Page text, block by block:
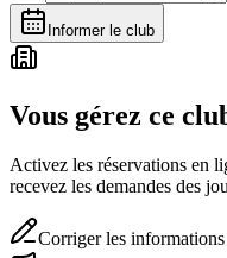
Informer le club
Vous gérez ce
Activez les réservations en
recevez les demandes des
Corriger les